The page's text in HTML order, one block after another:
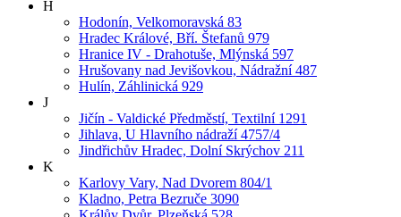
H
Hodonín, Velkomoravská 83
Hradec Králové, Bří. Štefanů 979
Hranice IV - Drahotuše, Mlýnská 597
Hrušovany nad Jevišovkou, Nádražní 487
Hulín, Záhlinická 929
J
Jičín - Valdické Předměstí, Textilní 1291
Jihlava, U Hlavního nádraží 4757/4
Jindřichův Hradec, Dolní Skrýchov 211
K
Karlovy Vary, Nad Dvorem 804/1
Kladno, Petra Bezruče 3090